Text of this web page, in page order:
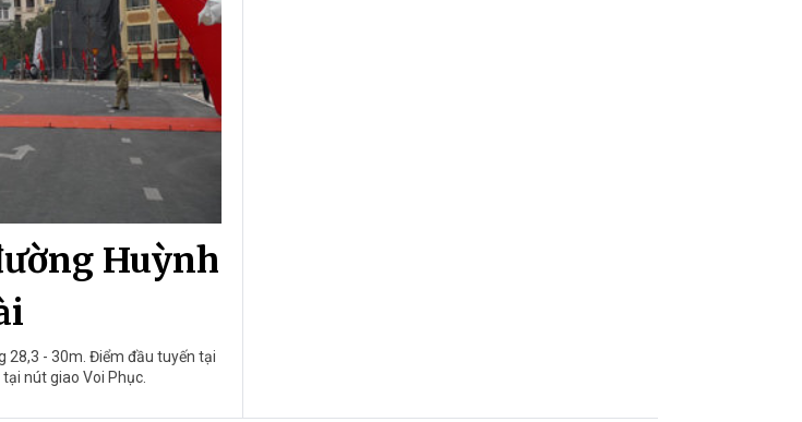
Huỳnh
28,3 - 30m. Điểm đầu tuyến tại
nút giao Voi Phục.